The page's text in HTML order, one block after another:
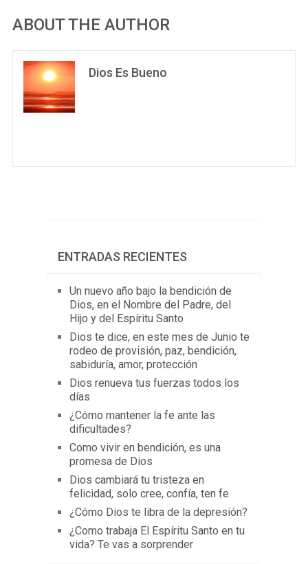
ABOUT THE AUTHOR
Dios Es Bueno
ENTRADAS RECIENTES
Un nuevo año bajo la bendición de
Dios, en el Nombre del Padre, del
Hijo y del Espíritu Santo
Dios te dice, en este mes de Junio te
rodeo de provisión, paz, bendición,
sabiduría, amor, protección
Dios renueva tus fuerzas todos los
días
¿Cómo mantener la fe ante las
dificultades?
Como vivir en bendición, es una
promesa de Dios
Dios cambiará tu tristeza en
felicidad, solo cree, confía, ten fe
¿Cómo Dios te libra de la depresión?
¿Como trabaja El Espíritu Santo en tu
vida? Te vas a sorprender